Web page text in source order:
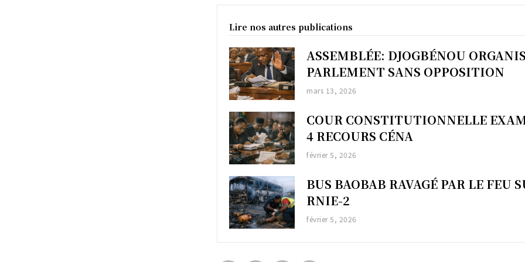
Lire nos autres publications
ASSEMBLÉE: DJOGBÉNOU
PARLEMENT SANS OPPOSITION
mars 13, 2026
COUR CONSTITUTIONNELLE
4 RECOURS CÉNA
février 5, 2026
BUS BAOBAB RAVAGÉ PAR LE FEU
RNIE-2
février 5, 2026